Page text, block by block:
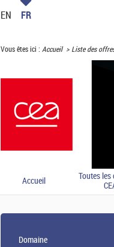
EN FR
Vous êtes ici : Accueil Liste des
Accueil
Toutes les
Domaine